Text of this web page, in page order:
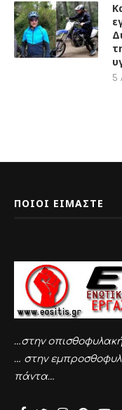
5
ΠΟΙΟΙ ΕΙΜΑΣΤΕ
…στην
… στην
πάντα…